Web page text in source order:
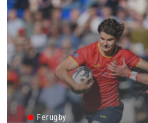
Ferugby